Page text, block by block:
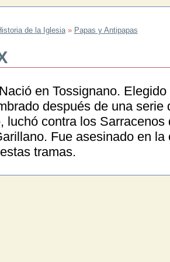
de la Iglesia» Papas y Antipapas
en Tossignano.
después de una
luchó contra los
Fue asesinado en
tramas.